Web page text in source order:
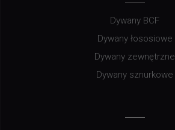
Dywany BCF
Dywany łososiowe
Dywany zewnętrzne
Dywany sznurkowe